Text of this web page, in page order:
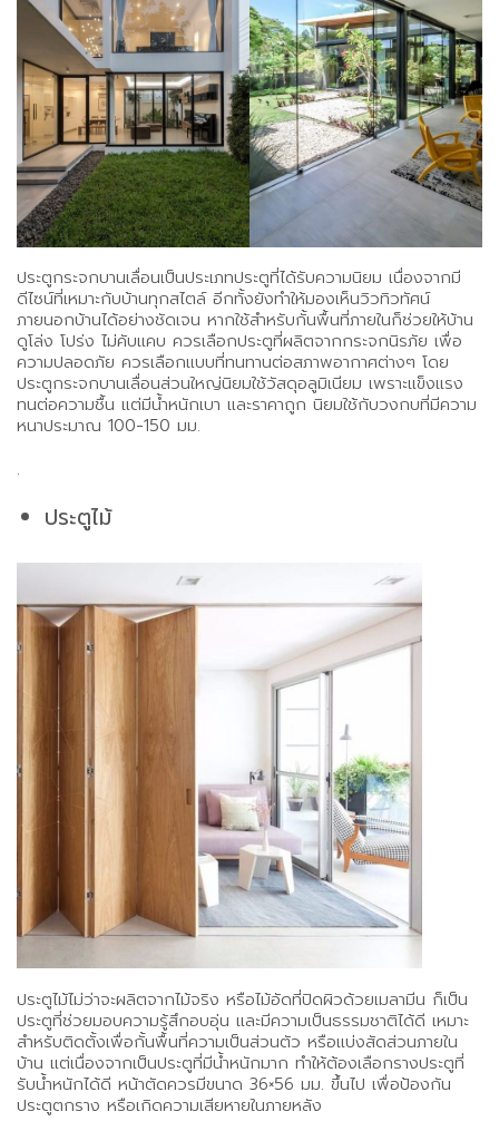
ประตูกระจกบานเลื่อนเป็นประเภทประตูที่ได้รับความนิยม เนื่องจากมี
ดีไซน์ที่เหมาะกับบ้านทุกสไตล์ อีกทั้งยังทำให้มองเห็นวิวทิวทัศน์
ภายนอกบ้านได้อย่างชัดเจน หากใช้สำหรับกั้นพื้นที่ภายในก็ช่วยให้บ้าน
ดูโล่ง โปร่ง ไม่คับแคบ ควรเลือกประตูที่ผลิตจากกระจกนิรภัย เพื่อ
ความปลอดภัย ควรเลือกแบบที่ทนทานต่อสภาพอากาศต่างๆ โดย
ประตูกระจกบานเลื่อนส่วนใหญ่นิยมใช้วัสดุอลูมิเนียม เพราะแข็งแรง
ทนต่อความชื้น แต่มีน้ำหนักเบา และราคาถูก นิยมใช้กับวงกบที่มีความ
หนาประมาณ 100-150 มม.
.
ประตูไม้
ประตูไม้ไม่ว่าจะผลิตจากไม้จริง หรือไม้อัดที่ปิดผิวด้วยเมลามีน ก็เป็น
ประตูที่ช่วยมอบความรู้สึกอบอุ่น และมีความเป็นธรรมชาติได้ดี เหมาะ
สำหรับติดตั้งเพื่อกั้นพื้นที่ความเป็นส่วนตัว หรือแบ่งสัดส่วนภายใน
บ้าน แต่เนื่องจากเป็นประตูที่มีน้ำหนักมาก ทำให้ต้องเลือกรางประตูที่
รับน้ำหนักได้ดี หน้าตัดควรมีขนาด 36×56 มม. ขึ้นไป เพื่อป้องกัน
ประตูตกราง หรือเกิดความเสียหายในภายหลัง